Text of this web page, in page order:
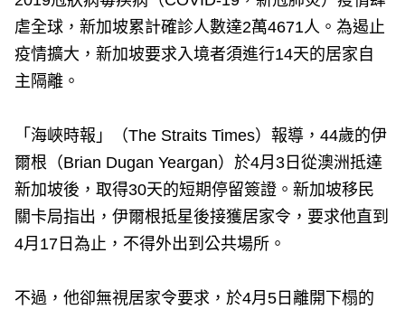
虐全球，新加坡累計確診人數達2萬4671人。為遏止
疫情擴大，新加坡要求入境者須進行14天的居家自
主隔離。
「海峽時報」（The Straits Times）報導，44歲的伊
爾根（Brian Dugan Yeargan）於4月3日從澳洲抵達
新加坡後，取得30天的短期停留簽證。新加坡移民
關卡局指出，伊爾根抵星後接獲居家令，要求他直到
4月17日為止，不得外出到公共場所。
不過，他卻無視居家令要求，於4月5日離開下榻的